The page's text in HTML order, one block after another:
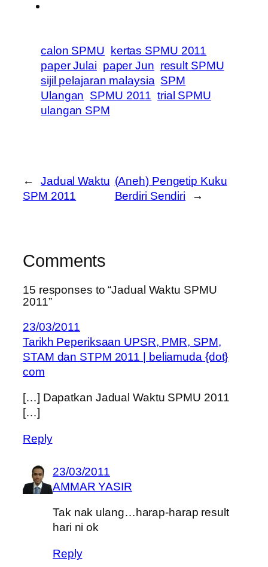
calon SPMU kertas SPMU 2011
paper Julai paper Jun result SPMU
sijil pelajaran malaysia SPM
Ulangan SPMU 2011 trial SPMU
ulangan SPM
←
Jadual Waktu
SPM 2011
(Aneh) Pengetip Kuku
Berdiri Sendiri
→
Comments
15 responses to “Jadual Waktu SPMU
2011”
23/03/2011
Tarikh Peperiksaan UPSR, PMR, SPM,
STAM dan STPM 2011 | beliamuda {dot}
com
[…] Dapatkan Jadual Waktu SPMU 2011
[…]
Reply
23/03/2011
AMMAR YASIR
Tak nak ulang…harap-harap result
hari ni ok
Reply